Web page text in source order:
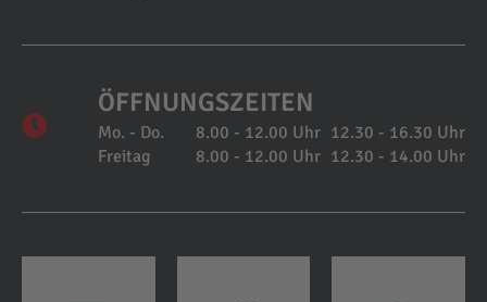
ÖFFNUNGSZEITEN
Mo. - Do. 8.00 - 12.00 Uhr 12.30 - 16.30 Uhr
Freitag
8.00 - 12.00 Uhr 12.30 - 14.00 Uhr